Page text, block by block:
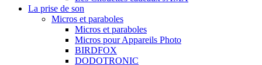
La prise de son
Micros et paraboles
Micros et paraboles
Micros pour Appareils Photo
BIRDFOX
DODOTRONIC